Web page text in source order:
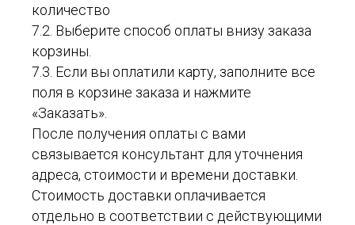
количество
7.2. Выберите способ оплаты внизу заказа
корзины.
7.3. Если вы оплатили карту, заполните все
поля в корзине заказа и нажмите
«Заказать».
После получения оплаты с вами
связывается консультант для уточнения
адреса, стоимости и времени доставки.
Стоимость доставки оплачивается
отдельно в соответствии с действующими